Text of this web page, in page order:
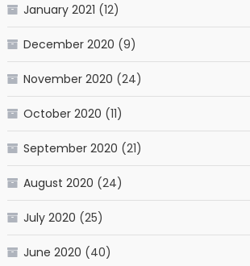
January 2021 (12)
December 2020 (9)
November 2020 (24)
October 2020 (11)
September 2020 (21)
August 2020 (24)
July 2020 (25)
June 2020 (40)